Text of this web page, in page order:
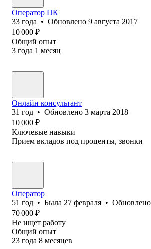
Оператор ПК
33 года • Обновлено 9 августа 2017
10 000 ₽
Общий опыт
3 года 1 месяц
Онлайн консультант
31 год • Обновлено 3 марта 2018
10 000 ₽
Ключевые навыки
Прием вкладов под проценты, звонки
Оператор
51 год • Была 27 февраля • Обновлено
70 000 ₽
Не ищет работу
Общий опыт
23 года 8 месяцев